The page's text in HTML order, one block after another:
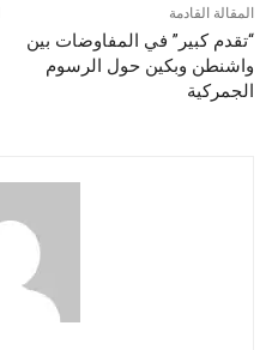
المقالة القادمة
“تقدم كبير” في المفاوضات بين
واشنطن وبكين حول الرسوم
الجمركية